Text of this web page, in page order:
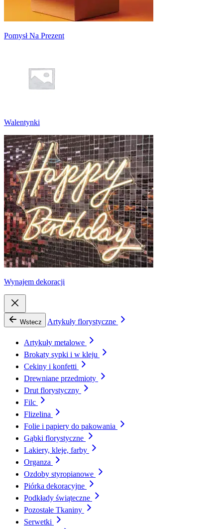
Pomysł Na Prezent
Walentynki
Wynajem dekoracji
Wstecz Artykuły florystyczne
Artykuły metalowe
Brokaty sypki i w kleju
Cekiny i konfetti
Drewniane przedmioty
Drut florystyczny
Filc
Flizelina
Folie i papiery do pakowania
Gąbki florystyczne
Lakiery, kleje, farby
Organza
Ozdoby styropianowe
Piórka dekoracyjne
Podkłady świąteczne
Pozostałe Tkaniny
Serwetki